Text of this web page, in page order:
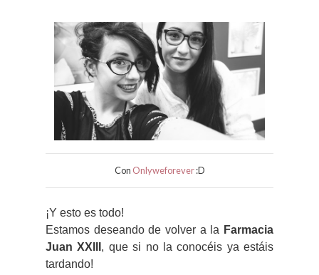
Con Onlyweforever:D
¡Y esto es todo!
Estamos deseando de volver a la Farmacia
Juan XXIII , que si no la conocéis ya estáis
tardando!